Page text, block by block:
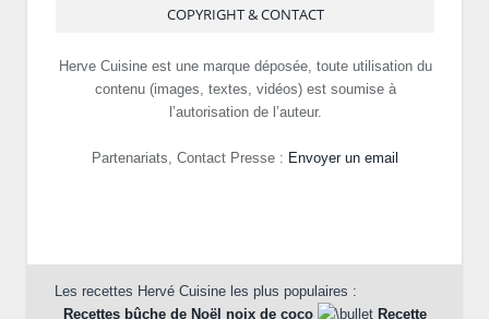
COPYRIGHT & CONTACT
Herve Cuisine est une marque déposée, toute utilisation du
contenu (images, textes, vidéos) est soumise à
l’autorisation de l’auteur.
Partenariats, Contact Presse : Envoyer un email
Les recettes Hervé Cuisine les plus populaires :
Recettes bûche de Noël noix de coco
Recette